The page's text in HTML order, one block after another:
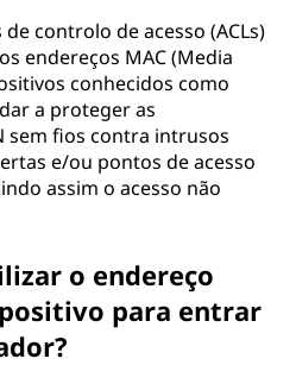
controlo de acesso (ACLs)
endereços MAC (Media
conhecidos como
a proteger as
sem fios contra intrusos
e/ou pontos de acesso
assim o acesso não
o endereço
para entrar